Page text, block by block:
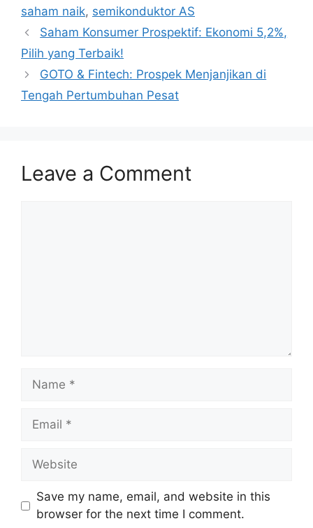
saham naik, semikonduktor AS
Saham Konsumer Prospektif: Ekonomi 5,2%,
Pilih yang Terbaik!
GOTO & Fintech: Prospek Menjanjikan di
Tengah Pertumbuhan Pesat
Leave a Comment
Name
Email
Website
Save my name, email, and website in this
browser for the next time I comment.